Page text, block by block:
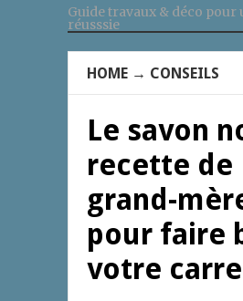
Guide travaux & déco
réusssie
HOME → CONSEILS
Le savon
recette de
grand-
pour faire
votre